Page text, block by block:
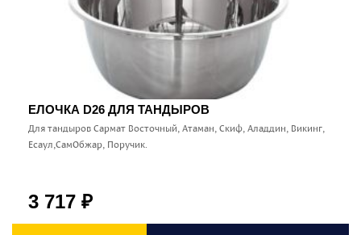
ЕЛОЧКА D26 ДЛЯ ТАНДЫРОВ
Для тандыров Сармат Восточный, Атаман, Скиф, Аладдин, Викинг,
Есаул,СамОбжар, Поручик.
3 717 ₽